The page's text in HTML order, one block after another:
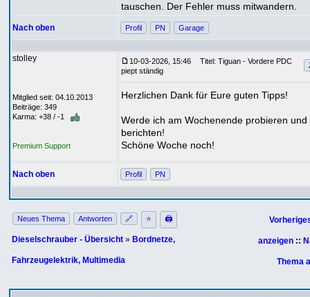
tauschen. Der Fehler muss mitwandern.
Nach oben Profil PN Garage
stolley
Mitglied seit: 04.10.2013
Beiträge: 349
Karma: +38 / -1
Premium Support
10-03-2026, 15:46
Titel: Tiguan - Vordere PDC
piept ständig
Herzlichen Dank für Eure guten Tipps!
Werde ich am Wochenende probieren und
berichten!
Schöne Woche noch!
Nach oben Profil PN
Neues Thema Antworten 🔗 ⭐ 🖨
Dieselschrauber - Übersicht » Bordnetze,
Fahrzeugelektrik, Multimedia
anzeigen ::
Thema